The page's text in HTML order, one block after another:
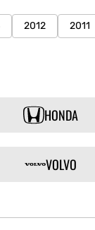
2012 2011
HONDA
VOLVO